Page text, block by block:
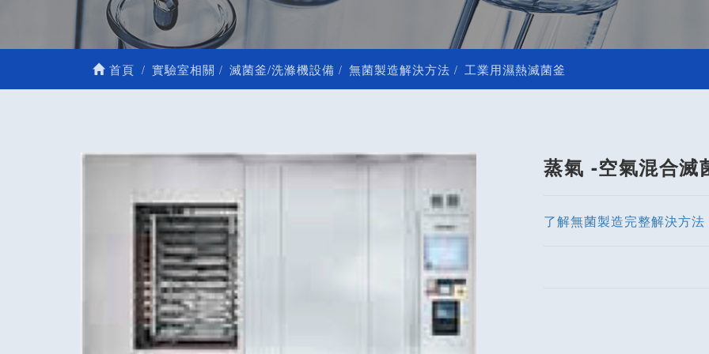
首頁 實驗室相關 滅菌釜/洗滌機設備 無菌製造解決方法 工業用濕熱滅菌釜
蒸氣 -空氣混合滅
了解無菌製造完整解決方法